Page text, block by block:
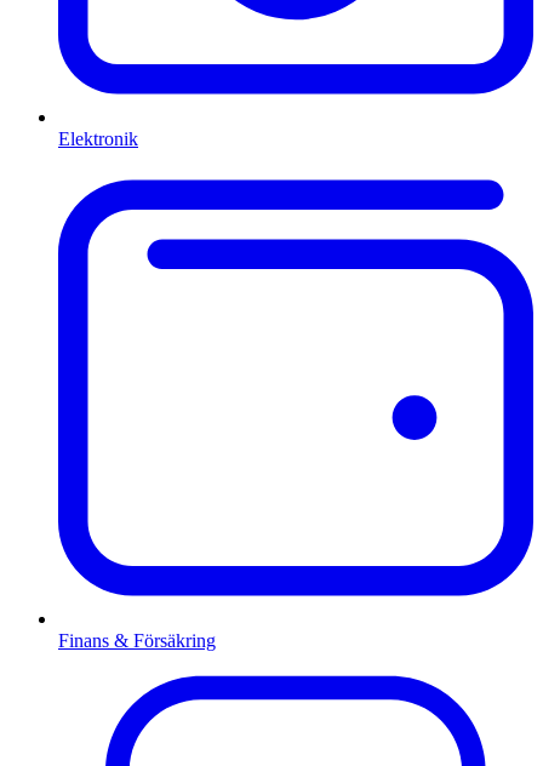
Elektronik
Finans & Försäkring